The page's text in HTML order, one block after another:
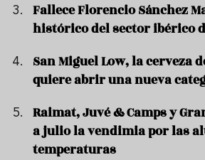
Fallece Florencio Sánchez
histórico del sector ibérico
San Miguel Low, la cerveza
quiere abrir una nueva
Raimat, Juvé & Camps y
a julio la vendimia por las
temperaturas